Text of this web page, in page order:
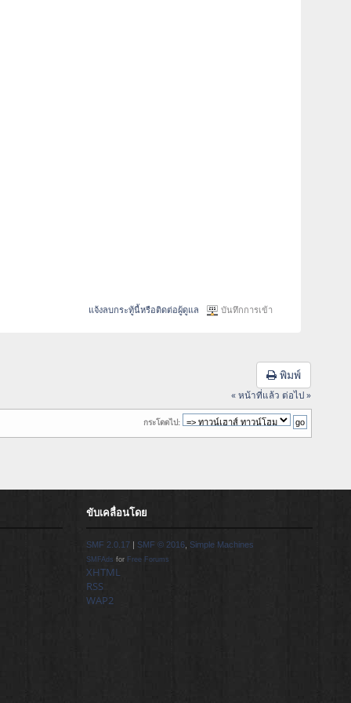
แจ้งลบกระทู้นี้หรือติดต่อผู้ดูแล บันทึกการเข้า
พิมพ์
« หน้าที่แล้ว ต่อไป »
กระโดดไป:
ขับเคลื่อนโดย
SMF 2.0.17 | SMF © 2016 Simple Machines
SMFAds for Free Forums
XHTML
RSS
WAP2